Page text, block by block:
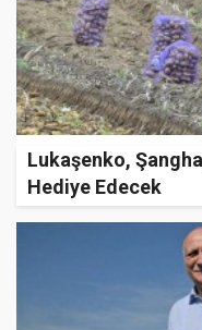
Lukaşenko,
Hediye Edecek